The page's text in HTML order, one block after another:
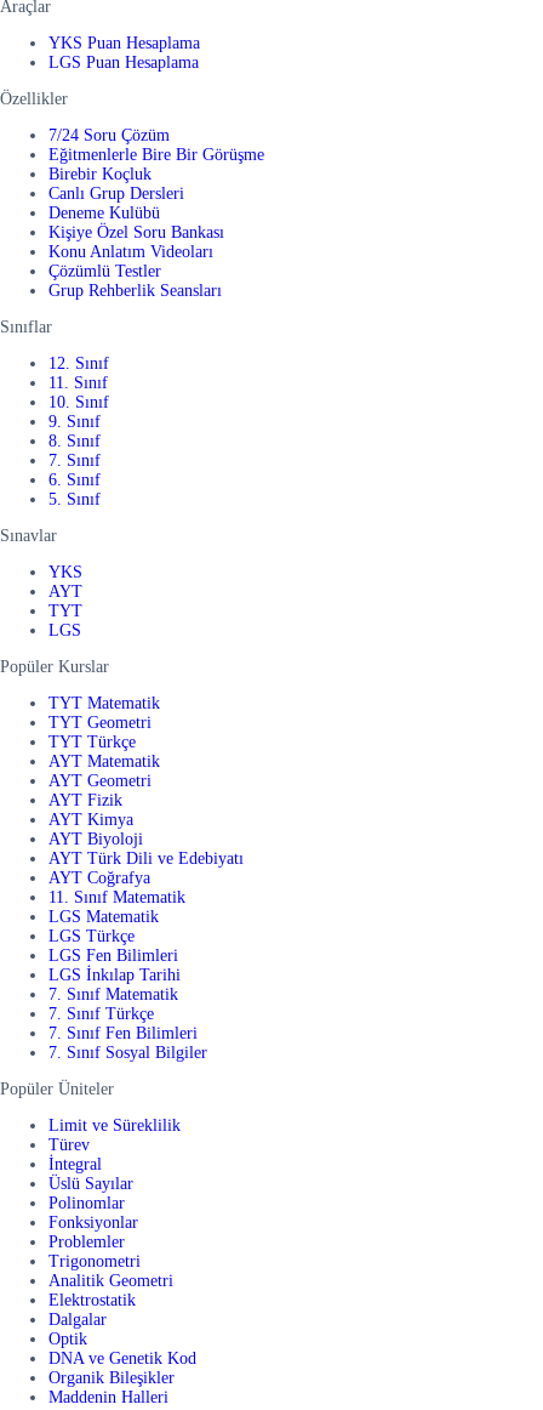
Araçlar
YKS Puan Hesaplama
LGS Puan Hesaplama
Özellikler
7/24 Soru Çözüm
Eğitmenlerle Bire Bir Görüşme
Birebir Koçluk
Canlı Grup Dersleri
Deneme Kulübü
Kişiye Özel Soru Bankası
Konu Anlatım Videoları
Çözümlü Testler
Grup Rehberlik Seansları
Sınıflar
12. Sınıf
11. Sınıf
10. Sınıf
9. Sınıf
8. Sınıf
7. Sınıf
6. Sınıf
5. Sınıf
Sınavlar
YKS
AYT
TYT
LGS
Popüler Kurslar
TYT Matematik
TYT Geometri
TYT Türkçe
AYT Matematik
AYT Geometri
AYT Fizik
AYT Kimya
AYT Biyoloji
AYT Türk Dili ve Edebiyatı
AYT Coğrafya
11. Sınıf Matematik
LGS Matematik
LGS Türkçe
LGS Fen Bilimleri
LGS İnkılap Tarihi
7. Sınıf Matematik
7. Sınıf Türkçe
7. Sınıf Fen Bilimleri
7. Sınıf Sosyal Bilgiler
Popüler Üniteler
Limit ve Süreklilik
Türev
İntegral
Üslü Sayılar
Polinomlar
Fonksiyonlar
Problemler
Trigonometri
Analitik Geometri
Elektrostatik
Dalgalar
Optik
DNA ve Genetik Kod
Organik Bileşikler
Maddenin Halleri